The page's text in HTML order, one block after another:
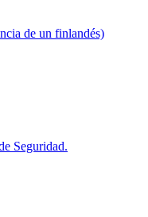
de un finlandés)
Seguridad.